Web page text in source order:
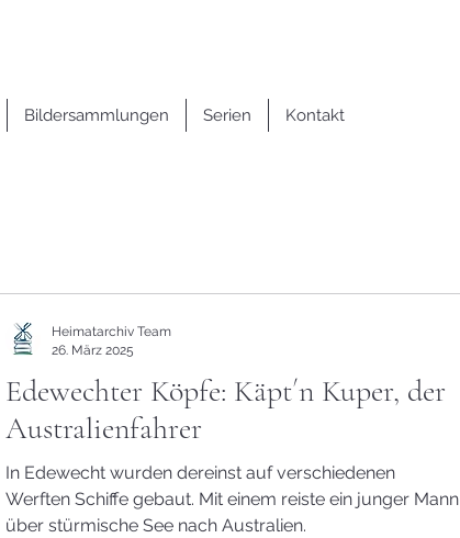
Bildersammlungen Serien Kontakt
Edewechter Köpfe: Käpt´n Kuper, der
Australienfahrer
In Edewecht wurden dereinst auf verschiedenen
Werften Schiffe gebaut. Mit einem reiste ein junger Mann
über stürmische See nach Australien.
Heimatarchiv Team
26. März 2025